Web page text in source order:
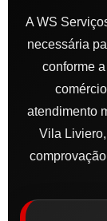
A WS
necessária
conforme
atendimento
Vila